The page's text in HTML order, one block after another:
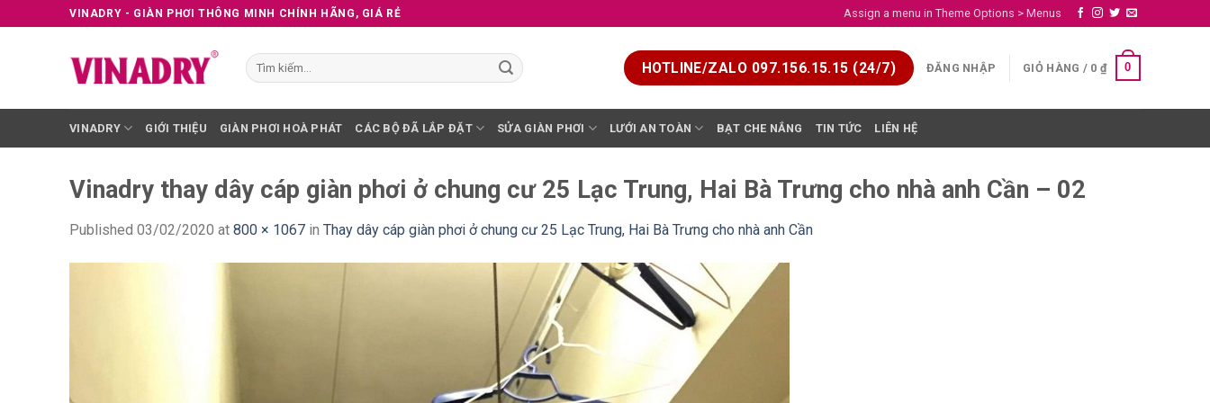
to
VINADRY - GIÀN PHƠI THÔNG MINH CHÍNH HÃNG, GIÁ RẺ Assign a menu in Theme Options > Menus
Tìm
kiếm:
HOTLINE/ZALO 097.156.15.15 (24/7) ĐĂNG NHẬP GIỎ HÀNG / 0 ₫ 0
VINADRY GIỚI THIỆU GIÀN PHƠI HOÀ PHÁT CÁC BỘ ĐÃ LẮP ĐẶT SỬA GIÀN PHƠI LƯỚI AN TOÀN BẠT CHE NẮNG TIN TỨC LIÊN HỆ
Vinadry thay dây cáp giàn phơi ở chung cư 25 Lạc Trung, Hai Bà Trưng cho nhà anh Cần – 02
Published 03/02/2020 at 800 × 1067 in Thay dây cáp giàn phơi ở chung cư 25 Lạc Trung, Hai Bà Trưng cho nhà anh Cần